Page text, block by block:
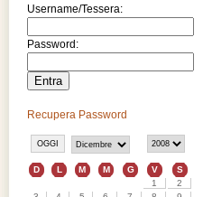
Username/Tessera:
Password:
Recupera Password